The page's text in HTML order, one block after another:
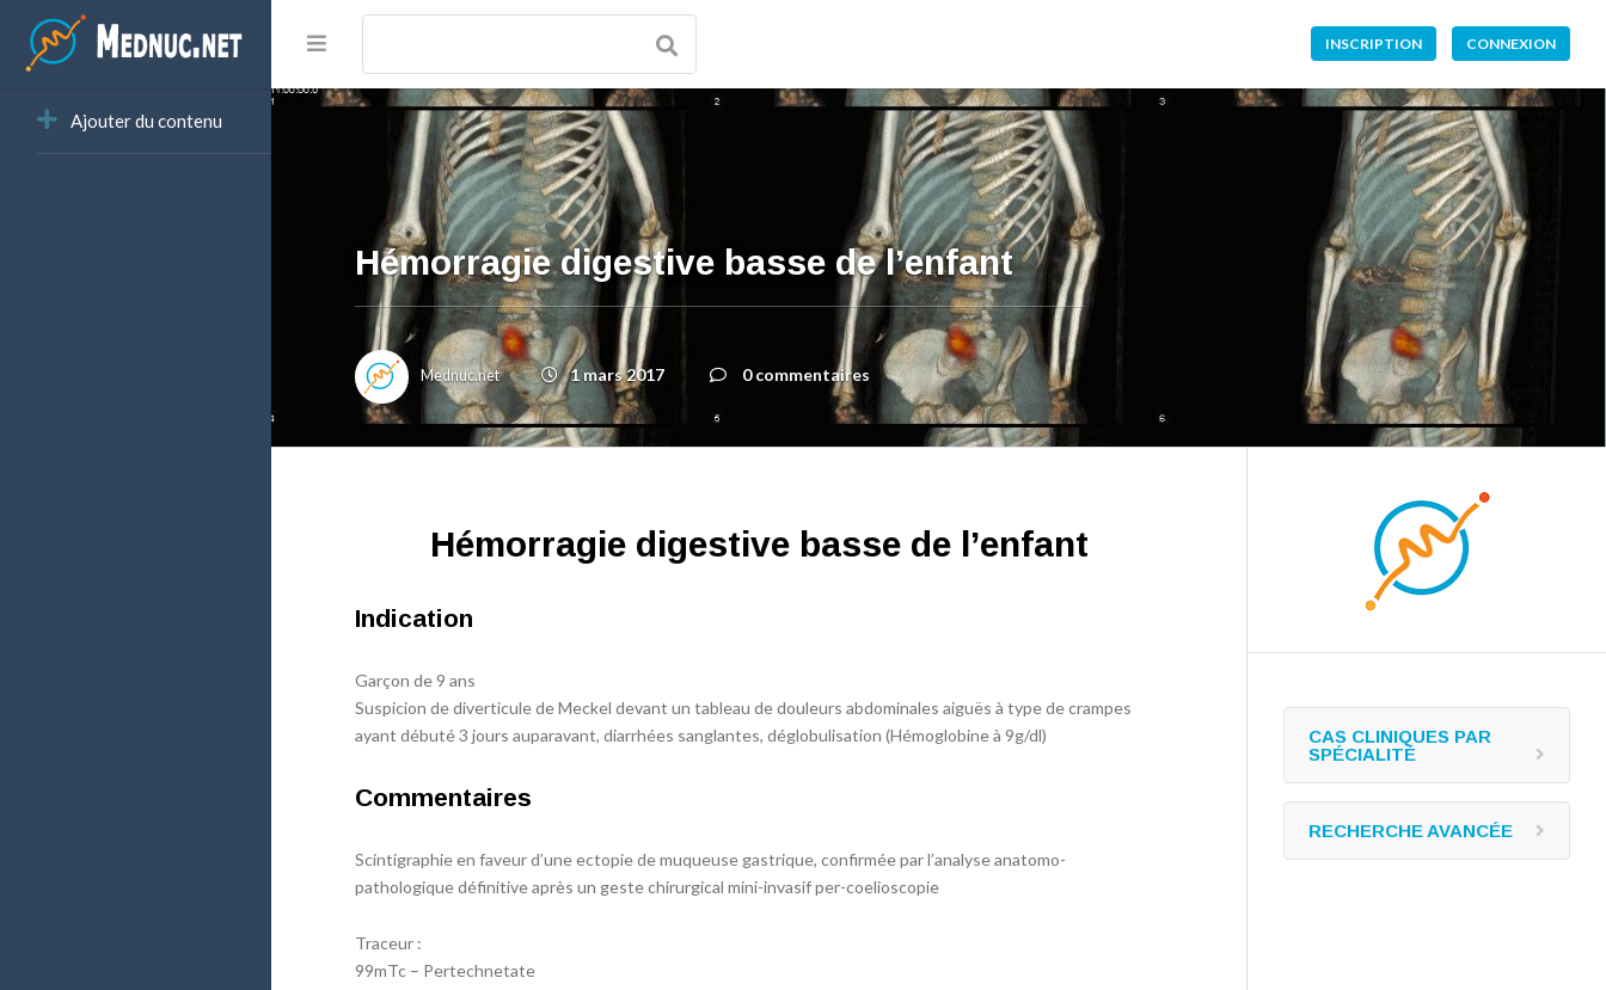
INSCRIPTION CONNEXION
Ajouter du contenu
Hémorragie digestive basse de l’enfant
Mednuc.net 1 mars 2017 0 commentaires
Hémorragie digestive basse de l’enfant
Indication
Garçon de 9 ans
Suspicion de diverticule de Meckel devant un tableau de douleurs abdominales aiguës à type de crampes
ayant débuté 3 jours auparavant, diarrhées sanglantes, déglobulisation (Hémoglobine à 9g/dl)
Commentaires
Scintigraphie en faveur d’une ectopie de muqueuse gastrique, confirmée par l’analyse anatomo-
pathologique définitive après un geste chirurgical mini-invasif per-coelioscopie
Traceur :
99mTc – Pertechnetate
CAS CLINIQUES PAR
SPÉCIALITÉ
RECHERCHE AVANCÉE